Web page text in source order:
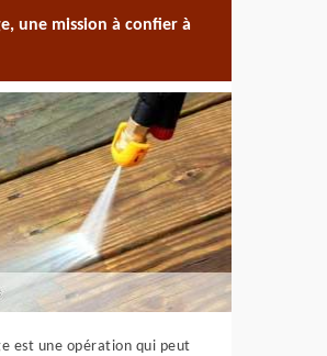
une mission à confier à
est une opération qui peut